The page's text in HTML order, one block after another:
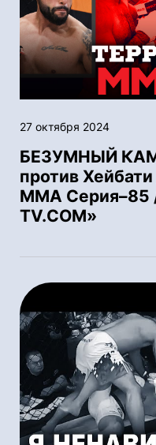
27 октября 2024
БЕЗУМНЫЙ
против
ММА Серия–85
TV.COM»